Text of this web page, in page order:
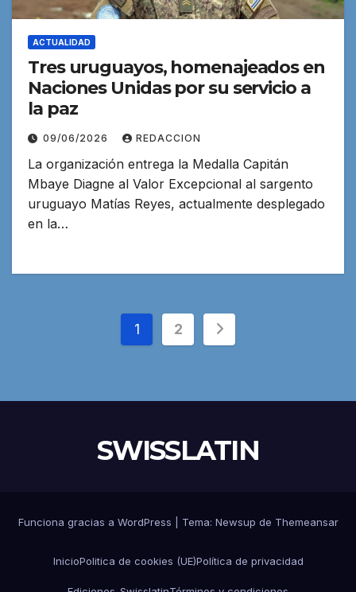
ACTUALIDAD
Tres uruguayos, homenajeados en
Naciones Unidas por su servicio a
la paz
09/06/2026 REDACCION
La organización entrega la Medalla Capitán
Mbaye Diagne al Valor Excepcional al sargento
uruguayo Matías Reyes, actualmente desplegado
en la…
Paginación
entradas
1 2
SWISSLATIN
Funciona gracias a WordPress Tema: Newsup de Themeansar
InicioPolitica de cookies (UE)Política de privacidad